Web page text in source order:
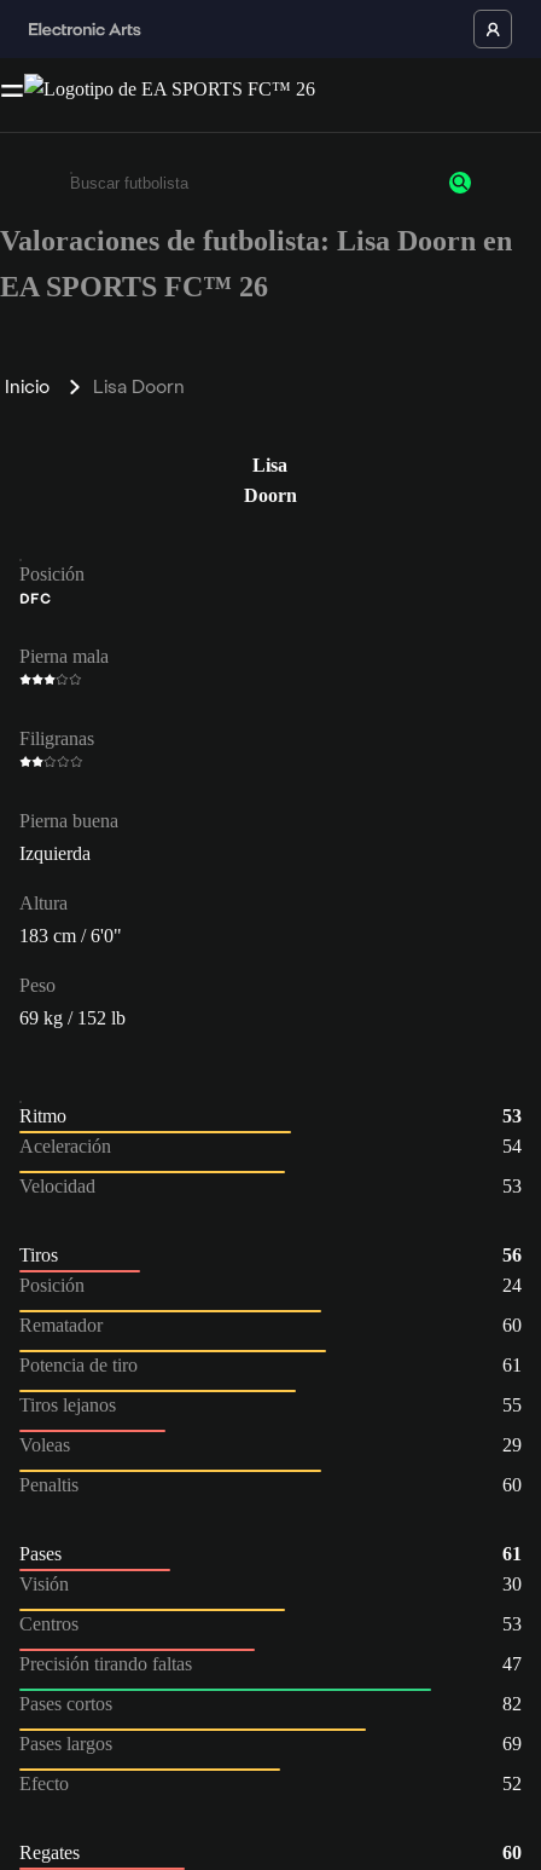
Escribe un mínimo de 3 caracteres o números.
Valoraciones de futbolista: Lisa Doorn en
EA SPORTS FC™ 26
Inicio Lisa Doorn
Lisa
Doorn
Posición
DFC
Pierna mala
Filigranas
Pierna buena
Izquierda
Altura
183 cm / 6'0"
Peso
69 kg / 152 lb
Ritmo
53
Aceleración
54
Velocidad
53
Tiros
56
Posición
24
Rematador
60
Potencia de tiro
61
Tiros lejanos
55
Voleas
29
Penaltis
60
Pases
61
Visión
30
Centros
53
Precisión tirando faltas
47
Pases cortos
82
Pases largos
69
Efecto
52
Regates
60